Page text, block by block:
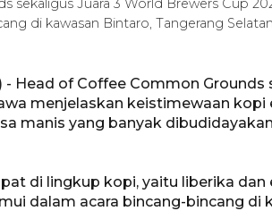
sekaligus Juara 3 World Brewers Cup
di kawasan Bintaro, Tangerang
- Head of Coffee Common Grounds
menjelaskan keistimewaan kopi
manis yang banyak
di lingkup kopi, yaitu liberika dan
dalam acara bincang-bincang di